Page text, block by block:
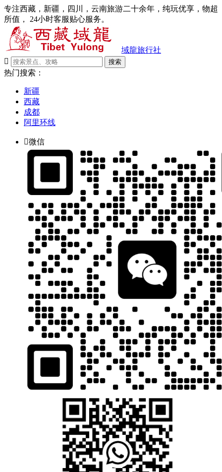
专注西藏，新疆，四川，云南旅游二十余年，纯玩优享，物超
所值， 24小时客服贴心服务。
域龍旅行社

搜索
热门搜索：
新疆
西藏
成都
阿里环线
微信